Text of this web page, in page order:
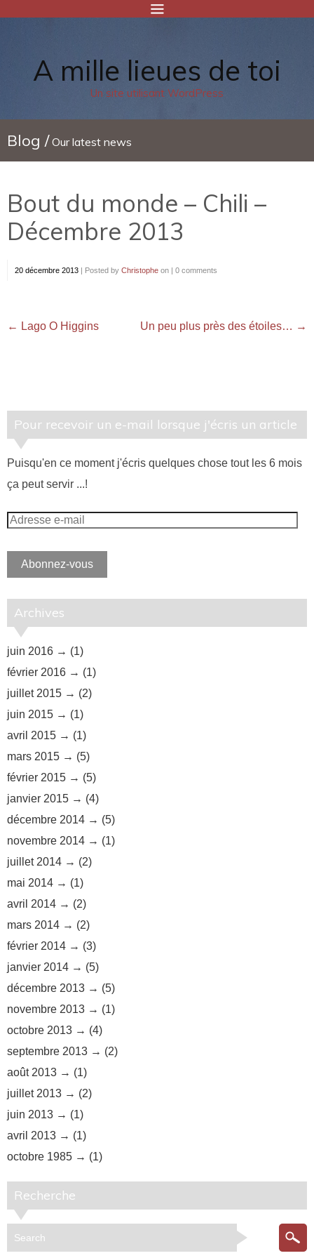
A mille lieues de toi
Un site utilisant WordPress
Blog / Our latest news
Bout du monde – Chili –
Décembre 2013
20 décembre 2013 | Posted by Christophe on | 0 comments
← Lago O Higgins Un peu plus près des étoiles… →
Pour recevoir un e-mail lorsque j'écris un article
Puisqu'en ce moment j'écris quelques chose tout les 6 mois
ça peut servir ...!
Adresse
mailAbonnez-vous
Archives
juin 2016
(1)
février 2016
(1)
juillet 2015
(2)
juin 2015
(1)
avril 2015
(1)
mars 2015
(5)
février 2015
(5)
janvier 2015
(4)
décembre 2014
(5)
novembre 2014
(1)
juillet 2014
(2)
mai 2014
(1)
avril 2014
(2)
mars 2014
(2)
février 2014
(3)
janvier 2014
(5)
décembre 2013
(5)
novembre 2013
(1)
octobre 2013
(4)
septembre 2013
(2)
août 2013
(1)
juillet 2013
(2)
juin 2013
(1)
avril 2013
(1)
octobre 1985
(1)
Recherche